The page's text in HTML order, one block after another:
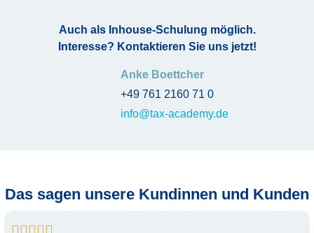
Auch als Inhouse-Schulung möglich.
Interesse? Kontaktieren Sie uns jetzt!
Anke Boettcher
+49 761 2160 71 0
info@tax-academy.de
Das sagen unsere Kundinnen und Kunden